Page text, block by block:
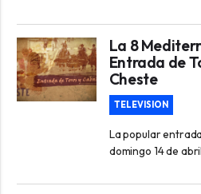
La 8
Entrada de
Cheste
TELEVISION
La popular
domingo 14 de abril